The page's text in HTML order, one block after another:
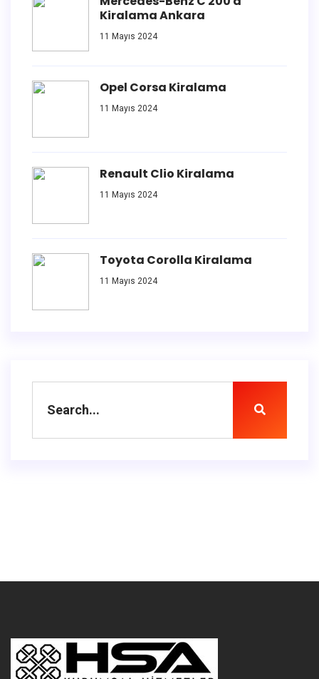
Kiralama Ankara
11 Mayıs 2024
Opel Corsa Kiralama
11 Mayıs 2024
Renault Clio Kiralama
11 Mayıs 2024
Toyota Corolla Kiralama
11 Mayıs 2024